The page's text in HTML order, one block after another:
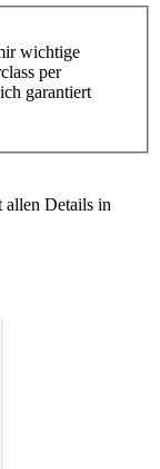
wichtige
per
garantiert
allen Details in